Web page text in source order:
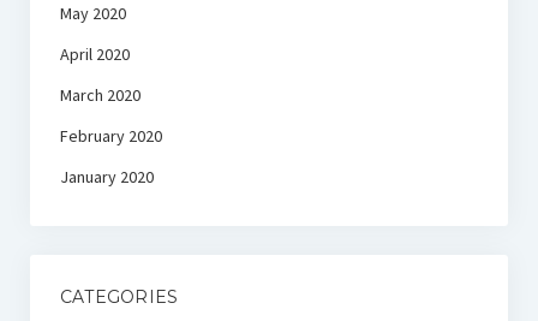
May 2020
April 2020
March 2020
February 2020
January 2020
CATEGORIES